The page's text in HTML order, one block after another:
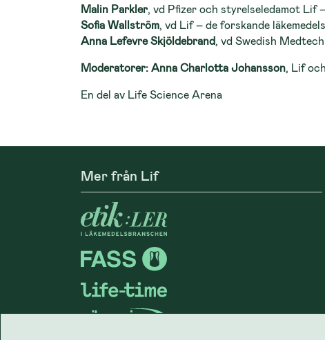
Malin Parkler, vd Pfizer och styrelseledamot Lif
Sofia Wallström, vd Lif – de forskande
Anna Lefevre Skjöldebrand, vd Swedish Medtech
Moderatorer: Anna Charlotta Johansson, Lif och
En del av Life Science Arena
Mer från Lif